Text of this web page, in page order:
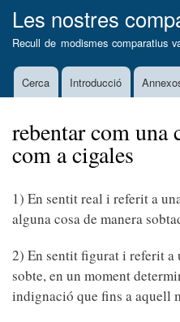
Les nostres
Recull de modismes comparatius
MainCerca Introducció
rebentar com una
com a cigales
1) En sentit real i referit a
alguna cosa de manera
2) En sentit figurat i referit a
sobte, en un moment
indignació que fins a aquell